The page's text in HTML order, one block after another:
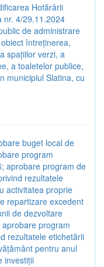
Hotărârii
nr. 4/29.11.2024
de administrare
întreținerea,
spațiilor verzi, a
a toaletelor publice,
municipiul Slatina, cu
buget local de
program
aprobare program de
rezultatele
activitatea proprie
repartizare excedent
de dezvoltare
program
rezultatele etichetării
pentru anul
investiții